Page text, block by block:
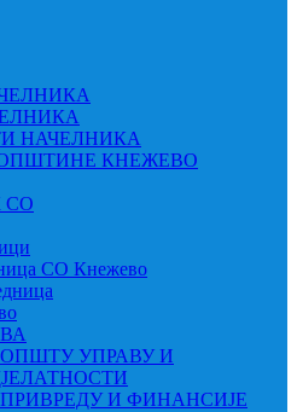
НАЧЕЛНИКА
КНЕЖЕВО
СО
СО Кнежево
УПРАВУ И
И ФИНАНСИЈЕ